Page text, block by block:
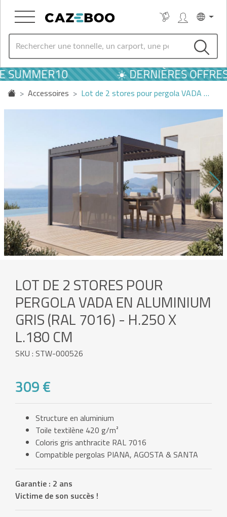
☀️ DERNIÈRES OFFRES
Accessoires Lot de 2 stores pour pergola VADA …
LOT DE 2 STORES POUR
PERGOLA VADA EN ALUMINIUM
GRIS (RAL 7016) - H.250 X
L.180 CM
SKU : STW-000526
309 €
Structure en aluminium
Toile textilène 420 g/m²
Coloris gris anthracite RAL 7016
Compatible pergolas PIANA, AGOSTA & SANTA
Garantie : 2 ans
Victime de son succès !